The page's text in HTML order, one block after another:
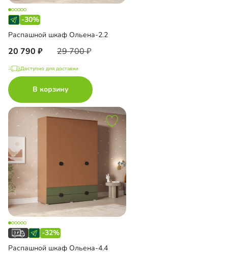
-30%
Распашной шкаф Ольена-2.2
20 790 29 700
Доступно для доставки
В корзину
-32%
Распашной шкаф Ольена-4.4